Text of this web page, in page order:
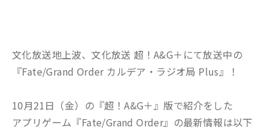
文化放送地上波、文化放送 超！A&G＋にて放送中の
『Fate/Grand Order カルデア・ラジオ局 Plus』！
10月21日（金）の『超！A&G＋』版で紹介をした
アプリゲーム『Fate/Grand Order』の最新情報は以下